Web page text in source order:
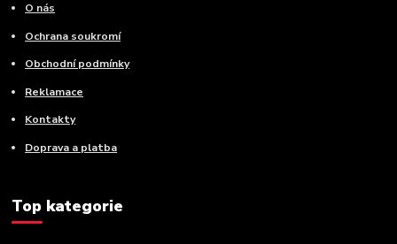
O nás
Ochrana soukromí
Obchodní podmínky
Reklamace
Kontakty
Doprava a platba
Top kategorie